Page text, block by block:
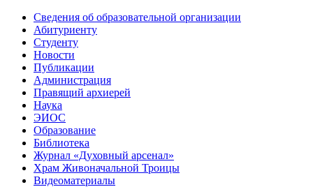
Сведения об образовательной организации
Абитуриенту
Студенту
Новости
Публикации
Администрация
Правящий архиерей
Наука
ЭИОС
Образование
Библиотека
Журнал «Духовный арсенал»
Храм Живоначальной Троицы
Видеоматериалы